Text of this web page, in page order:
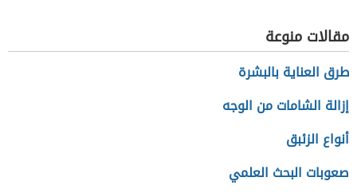
مقالات منوعة
طرق العناية بالبشرة
إزالة الشامات من الوجه
أنواع الزئبق
صعوبات البحث العلمي